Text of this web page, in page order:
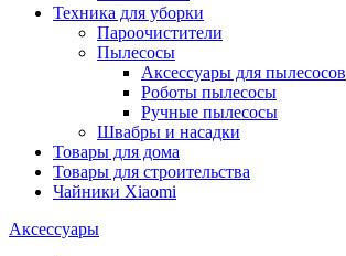
Техника для уборки
Пароочистители
Пылесосы
Аксессуары для пылесосов
Роботы пылесосы
Ручные пылесосы
Швабры и насадки
Товары для дома
Товары для строительства
Чайники Xiaomi
Аксессуары